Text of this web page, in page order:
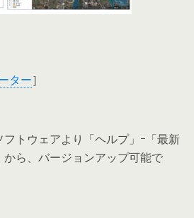
ター］
トウェアより「ヘルプ」ｰ「最新
ら、バージョンアップ可能で